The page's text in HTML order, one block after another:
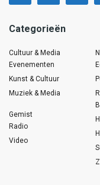
Categorieën
Cultuur & Media
Evenementen
Kunst & Cultuur
Muziek & Media
Gemist
Radio
Video